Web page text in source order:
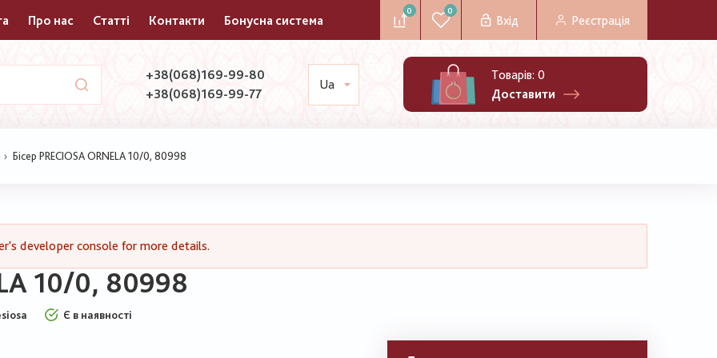
Про нас Статті Контакти Бонусна система
0 0
Вхід Реєстрація
+38(068)169-99-80
+38(068)169-99-77
Ua
Товарів: 0
Доставити
Бісер PRECIOSA ORNELA 10/0, 80998
developer console for more details.
10/0, 80998
Є в наявності